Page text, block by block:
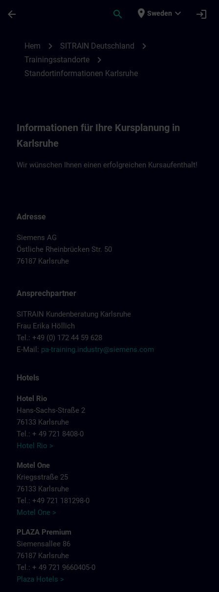
arrow_back search place Sweden expand_more login
Hem chevron_right SITRAIN Deutschland chevron_right
Trainingsstandorte chevron_right
Standortinformationen Karlsruhe
Informationen für Ihre Kursplanung in
Karlsruhe
Wir wünschen Ihnen einen erfolgreichen Kursaufenthalt!
Adresse
Siemens AG
Östliche Rheinbrücken Str. 50
76187 Karlsruhe
Ansprechpartner
SITRAIN Kundenberatung Karlsruhe
Frau Erika Höllich
Tel.: +49 (0) 172 44 59 628
E-Mail: pa-training.industry@siemens.com
Hotels
Hotel Rio
Hans-Sachs-Straße 2
76133 Karlsruhe
Tel.: + 49 721 8408-0
Hotel Rio >
Motel One
Kriegsstraße 25
76133 Karlsruhe
Tel.: +49 721 181298-0
Motel One >
PLAZA Premium
Siemensallee 86
76187 Karlsruhe
Tel.: + 49 721 9660405-0
Plaza Hotels >